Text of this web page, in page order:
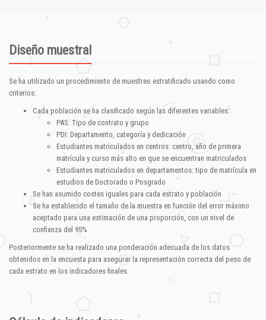
Diseño muestral
Se ha utilizado un procedimiento de muestreo estratificado usando como
criterios:
Cada población se ha clasificado según las diferentes variables:
PAS: Tipo de contrato y grupo
PDI: Departamento, categoría y dedicación
Estudiantes matriculados en centros: centro, año de primera
matrícula y curso más alto en que se encuentran matriculados
Estudiantes matriculados en departamentos: tipo de matrícula en
estudios de Doctorado o Posgrado
Se han asumido costes iguales para cada estrato y población
Se ha establecido el tamaño de la muestra en función del error máximo
aceptado para una estimación de una proporción, con un nivel de
confianza del 95%
Posteriormente se ha realizado una ponderación adecuada de los datos
obtenidos en la encuesta para asegurar la representación correcta del peso de
cada estrato en los indicadores finales.